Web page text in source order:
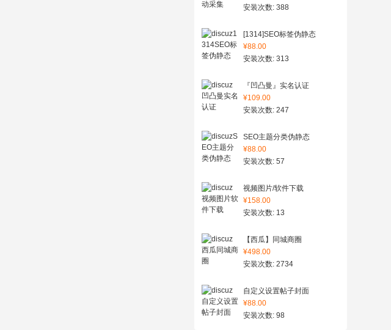
安装次数: 388
[1314]SEO标签伪静态
¥88.00
安装次数: 313
『凹凸曼』实名认证
¥109.00
安装次数: 247
SEO主题分类伪静态
¥88.00
安装次数: 57
视频图片/软件下载
¥158.00
安装次数: 13
【西瓜】同城商圈
¥498.00
安装次数: 2734
自定义设置帖子封面
¥88.00
安装次数: 98